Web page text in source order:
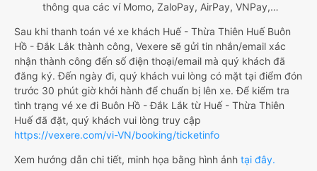
thông qua các ví Momo, ZaloPay, AirPay, VNPay,…
Sau khi thanh toán vé xe khách Huế - Thừa Thiên Huế Buôn
Hồ - Đắk Lắk thành công, Vexere sẽ gửi tin nhắn/email xác
nhận thành công đến số điện thoại/email mà quý khách đã
đăng ký. Đến ngày đi, quý khách vui lòng có mặt tại điểm đón
trước 30 phút giờ khởi hành để chuẩn bị lên xe. Để kiểm tra
tình trạng vé xe đi Buôn Hồ - Đắk Lắk từ Huế - Thừa Thiên
Huế đã đặt, quý khách vui lòng truy cập
https://vexere.com/vi-VN/booking/ticketinfo
Xem hướng dẫn chi tiết, minh họa bằng hình ảnh tại đây.